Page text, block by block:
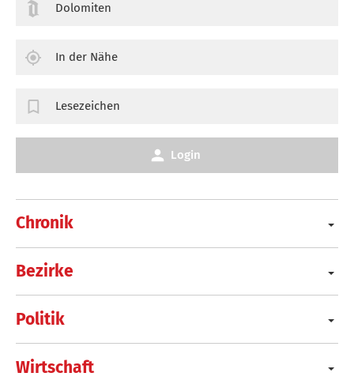
Chronik
Bezirke
Politik
Wirtschaft
Dolomiten
In der Nähe
Lesezeichen
Login